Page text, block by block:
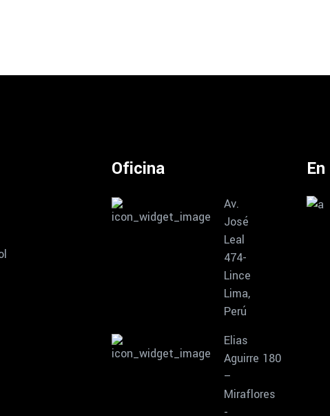
Oficina
Av.
José
Leal
474-
Lince
Lima,
Perú
Elias
Aguirre 180
–
Miraflores
-